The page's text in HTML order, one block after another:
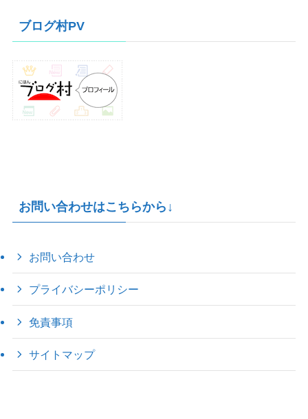
ブ
ブログ村PV
お問い合わせはこちらから↓
お問い合わせ
プライバシーポリシー
免責事項
サイトマップ